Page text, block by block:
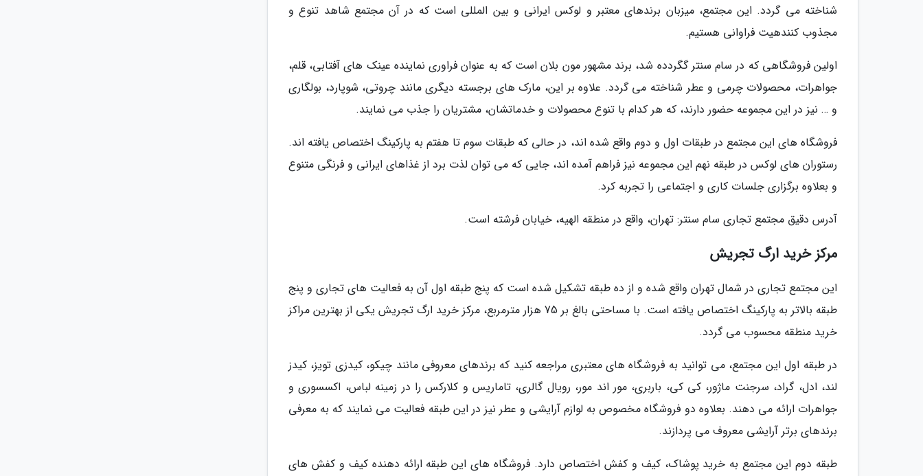
شناخته می گردد. این مجتمع، میزبان برندهای معتبر و لوکس ایرانی و بین المللی است که در آن مجتمع شاهد تنوع و
مجذوب کنندهیت فراوانی هستیم.
اولین فروشگاهی که در سام سنتر گگردده شد، برند مشهور مون بلان است که به عنوان فراوری نماینده عینک های آفتابی، قلم،
جواهرات، محصولات چرمی و عطر شناخته می گردد. علاوه بر این، مارک های برجسته دیگری مانند چروتی، شوپارد، بولگاری
و … نیز در این مجموعه حضور دارند، که هر کدام با تنوع محصولات و خدماتشان، مشتریان را جذب می نمایند.
فروشگاه های این مجتمع در طبقات اول و دوم واقع شده اند، در حالی که طبقات سوم تا هفتم به پارکینگ اختصاص یافته اند.
رستوران های لوکس در طبقه نهم این مجموعه نیز فراهم آمده اند، جایی که می توان لذت برد از غذاهای ایرانی و فرنگی متنوع
و بعلاوه برگزاری جلسات کاری و اجتماعی را تجربه کرد.
آدرس دقیق مجتمع تجاری سام سنتر: تهران، واقع در منطقه الهیه، خیابان فرشته است.
مرکز خرید ارگ تجریش
این مجتمع تجاری در شمال تهران واقع شده و از ده طبقه تشکیل شده است که پنج طبقه اول آن به فعالیت های تجاری و پنج
طبقه بالاتر به پارکینگ اختصاص یافته است. با مساحتی بالغ بر 75 هزار مترمربع، مرکز خرید ارگ تجریش یکی از بهترین مراکز
خرید منطقه محسوب می گردد.
در طبقه اول این مجتمع، می توانید به فروشگاه های معتبری مراجعه کنید که برندهای معروفی مانند چیکو، کیدزی تویز، کیدز
لند، ادل، گراد، سرجنت ماژور، کی کی، باربری، مور اند مور، رویال گالری، تاماریس و کلارکس را در زمینه لباس، اکسسوری و
جواهرات ارائه می دهند. بعلاوه دو فروشگاه مخصوص به لوازم آرایشی و عطر نیز در این طبقه فعالیت می نمایند که به معرفی
برندهای برتر آرایشی معروف می پردازند.
طبقه دوم این مجتمع به خرید پوشاک، کیف و کفش اختصاص دارد. فروشگاه های این طبقه ارائه دهنده کیف و کفش های